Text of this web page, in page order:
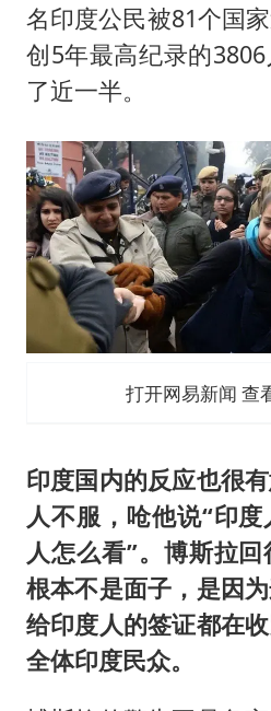
名印度公民被81个国
创5年最高纪录的
了近一半。
打开网易新闻 查
印度国内的反应也很
人不服，呛他说“印
人怎么看”。博斯拉
根本不是面子，是因
给印度人的签证都在
全体印度民众。